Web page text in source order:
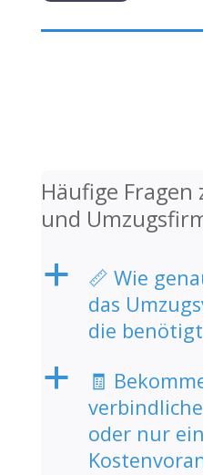
Häufige Fragen
und
a
📏 Wie
das
die
a
🧾
oder nur